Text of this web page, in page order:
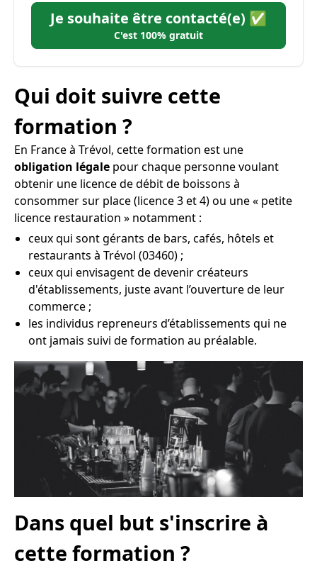
Je souhaite être contacté(e) ✅
C'est 100% gratuit
Qui doit suivre cette
formation ?
En France à Trévol, cette formation est une
obligation légale pour chaque personne voulant
obtenir une licence de débit de boissons à
consommer sur place (licence 3 et 4) ou une « petite
licence restauration » notamment :
ceux qui sont gérants de bars, cafés, hôtels et
restaurants à Trévol (03460) ;
ceux qui envisagent de devenir créateurs
d'établissements, juste avant l’ouverture de leur
commerce ;
les individus repreneurs d’établissements qui ne
ont jamais suivi de formation au préalable.
Dans quel but s'inscrire à
cette formation ?